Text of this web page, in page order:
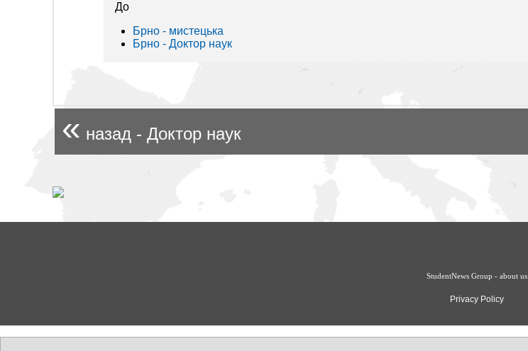
До
Брно - мистецькa
Брно - Доктор наук
« назад - Доктор наук
StudentNews Group - about us
Privacy Policy